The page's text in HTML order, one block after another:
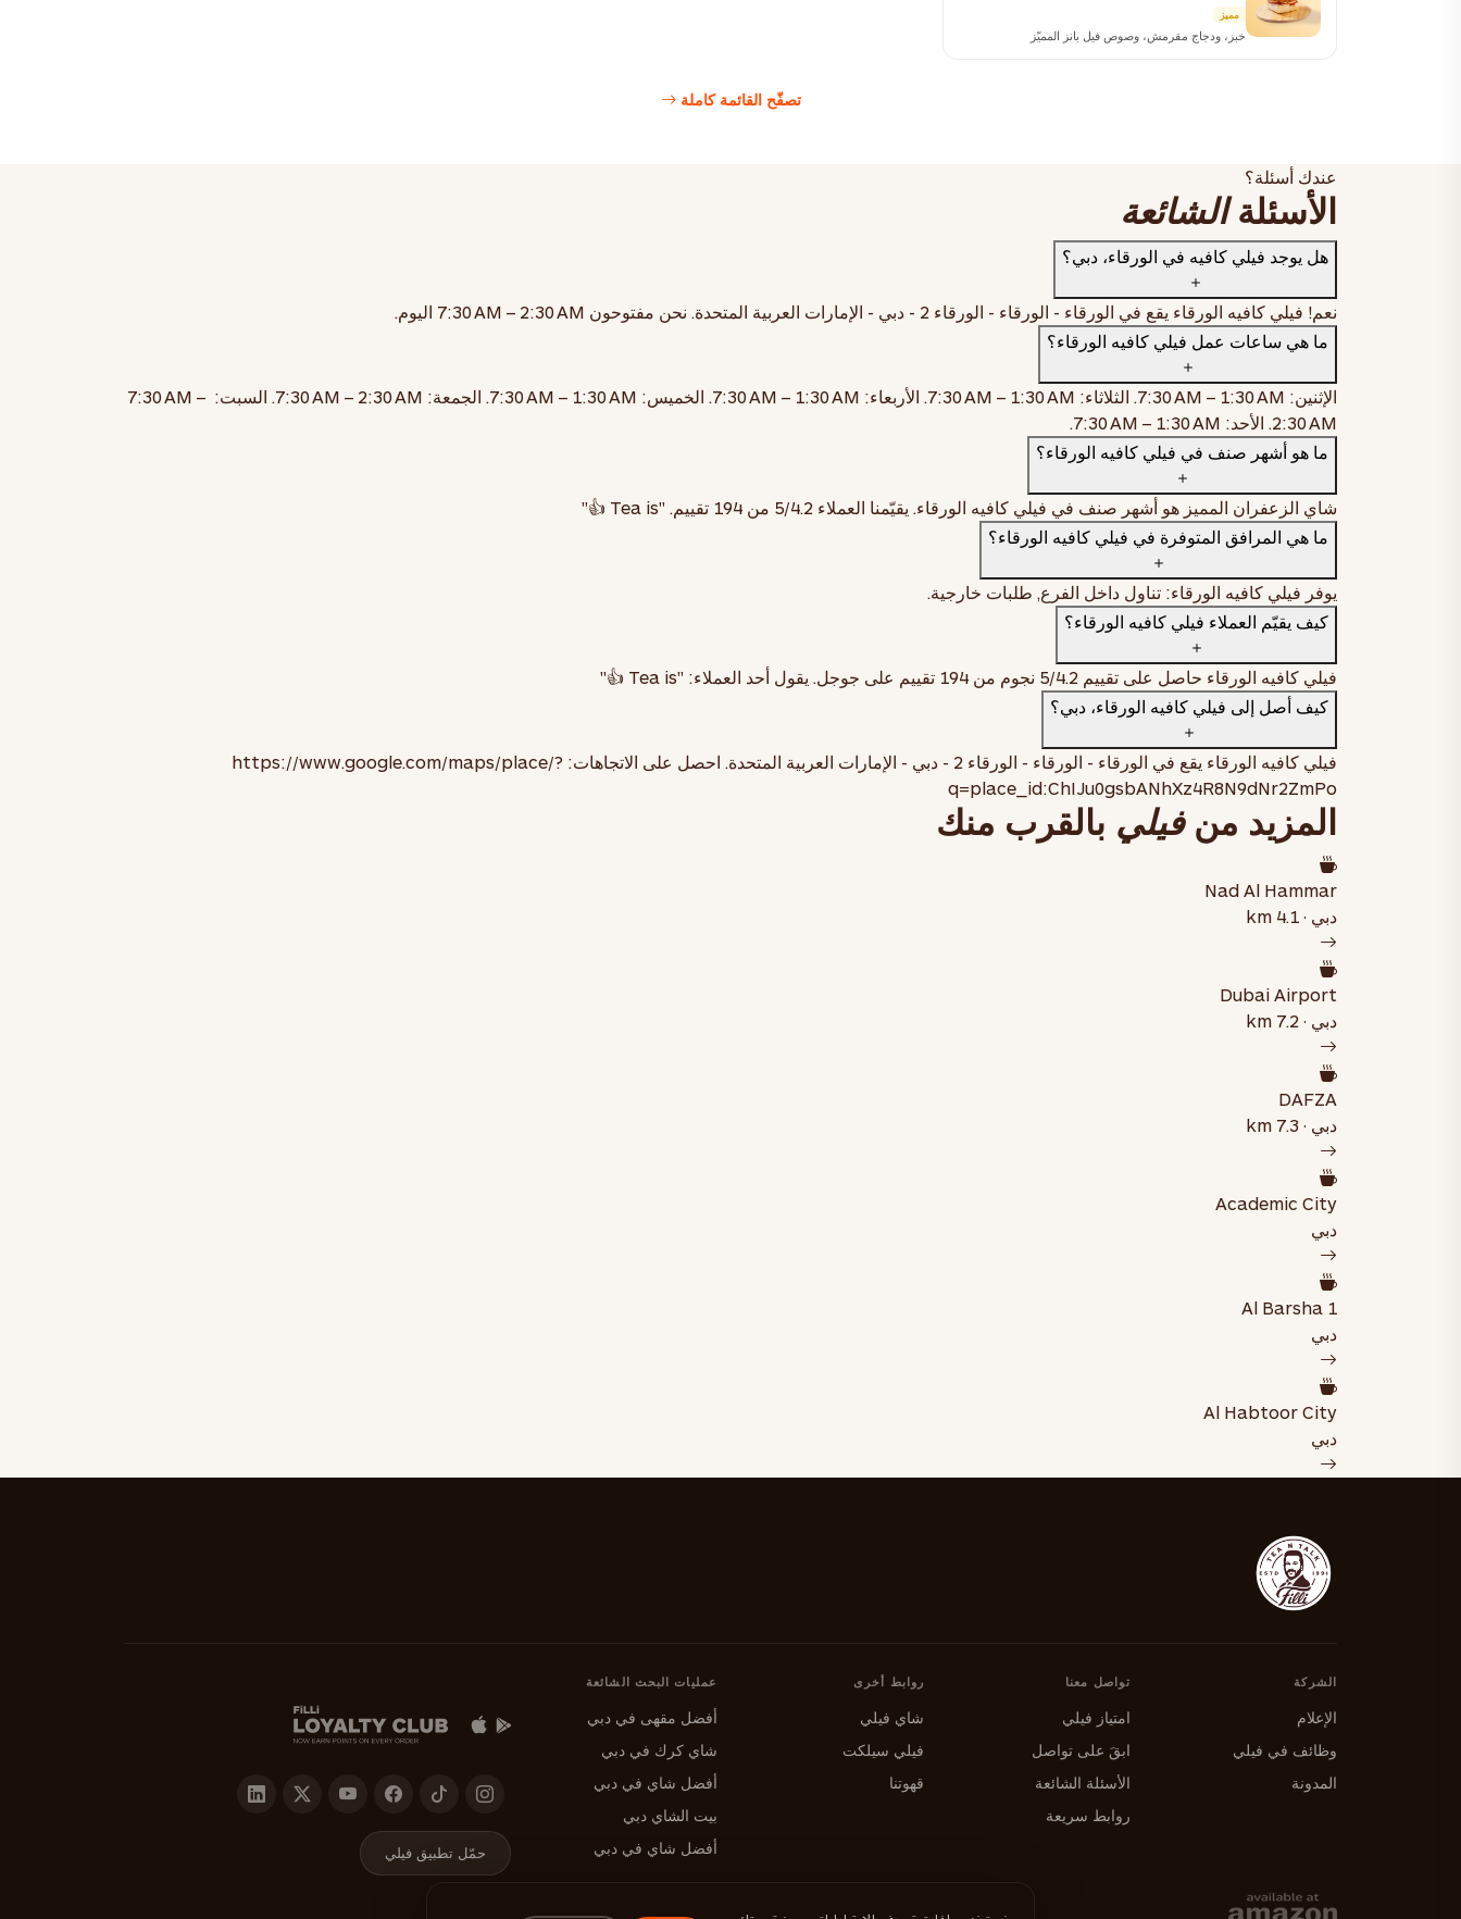
صغيرAED 21 وسطAED 24
اطلب الآن
باراتا، ودجاج تيكا، وخضار كاتي، وبيض، وبصل، ومايونيز بالنعناع
مميز
خبز، ودجاج مقرمش، وصوص فيل بانز المميّز
خبز، ودجاج مقرمش، وصوص فيل بانز المميّز
اطلب الآن
تصفّح القائمة كاملة
عندك أسئلة؟
الأسئلةالشائعة
هل يوجد فيلي كافيه في الورقاء، دبي؟
نعم! فيلي كافيه الورقاء يقع في الورقاء - الورقاء - الورقاء 2 - دبي - الإمارات العربية المتحدة . نحن مفتوحون 7:30 AM – 2:30 AM اليوم.
ما هي ساعات عمل فيلي كافيه الورقاء؟
الإثنين: 7:30 AM – 1:30 AM. الثلاثاء: 7:30 AM – 1:30 AM. الأربعاء: 7:30 AM – 1:30 AM. الخميس: 7:30 AM – 1:30 AM. الجمعة: 7:30 AM – 2:30 AM. السبت: 7:30 AM –
2:30 AM. الأحد: 7:30 AM – 1:30 AM
.
ما هو أشهر صنف في فيلي كافيه الورقاء؟
شاي الزعفران المميز هو أشهر صنف في فيلي كافيه الورقاء. يقيّمنا العملاء 4.2/5 من 194 تقييم. "Tea is 👍"
ما هي المرافق المتوفرة في فيلي كافيه الورقاء؟
يوفر فيلي كافيه الورقاء: تناول داخل الفرع, طلبات خارجية.
كيف يقيّم العملاء فيلي كافيه الورقاء؟
فيلي كافيه الورقاء حاصل على تقييم 4.2/5 نجوم من 194 تقييم على جوجل. يقول أحد العملاء: "Tea is 👍"
كيف أصل إلى فيلي كافيه الورقاء، دبي؟
فيلي كافيه الورقاء يقع في الورقاء - الورقاء - الورقاء 2 - دبي - الإمارات العربية المتحدة . احصل على الاتجاهات: https://www.google.com/maps/place/?
q=place_id:ChIJu0gsbANhXz4R8N9dNr2ZmPo
المزيد منفيلي بالقرب منك
Nad Al Hammar
دبي · 4.1 km
Dubai Airport
دبي · 7.2 km
DAFZA
دبي · 7.3 km
Academic City
دبي
Al Barsha 1
دبي
Al Habtoor City
دبي
الشركة
الإعلام
وظائف في فيلي
المدونة
تواصل معنا
امتياز فيلي
ابقَ على تواصل
الأسئلة الشائعة
روابط سريعة
روابط أخرى
شاي فيلي
فيلي سيلكت
قهوتنا
عمليات البحث الشائعة
أفضل مقهى في دبي
شاي كرك في دبي
أفضل شاي في دبي
بيت الشاي دبي
أفضل شاي في دبي
حمّل تطبيق فيلي